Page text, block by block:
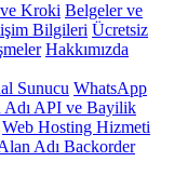
Kroki Belgeler ve
Bilgileri Ücretsiz
Hakkımızda
Sunucu WhatsApp
Adı API ve Bayilik
Web Hosting Hizmeti
Adı Backorder